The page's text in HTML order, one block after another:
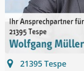
21395Tespe